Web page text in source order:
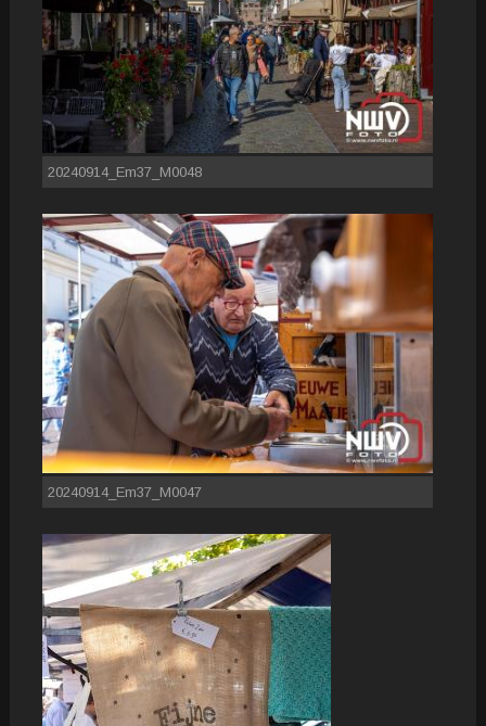
20240914_Em37_M0048
20240914_Em37_M0047